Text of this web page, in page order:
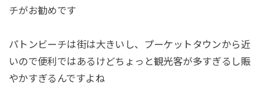
チがお勧めです
パトンビーチは街は大きいし、プーケットタウンから近
いので便利ではあるけどちょっと観光客が多すぎるし賑
やかすぎるんですよね